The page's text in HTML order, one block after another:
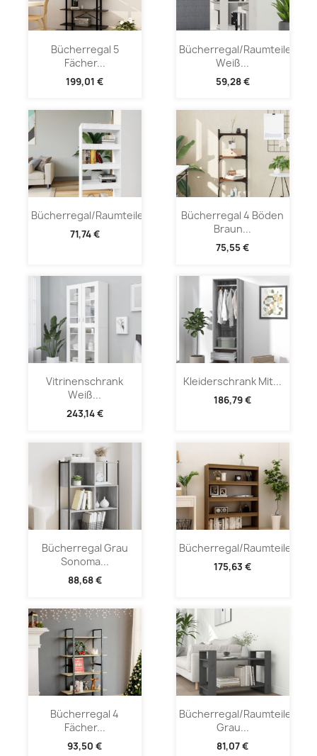
Bücherregal 5
Fächer...
199,01 €
Bücherregal/Raumteiler
Weiß...
59,28 €
Bücherregal/Raumteiler...
71,74 €
Bücherregal 4 Böden
Braun...
75,55 €
Vitrinenschrank
Weiß...
243,14 €
Kleiderschrank Mit...
186,79 €
Bücherregal Grau
Sonoma...
88,68 €
Bücherregal/Raumteiler...
175,63 €
Bücherregal 4
Fächer...
93,50 €
Bücherregal/Raumteiler
Grau...
81,07 €